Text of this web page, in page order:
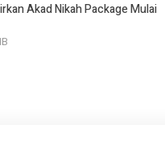
Akad Nikah Package Mulai